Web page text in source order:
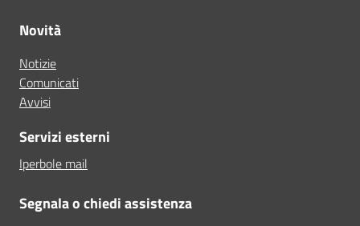
Novità
Notizie
Comunicati
Avvisi
Servizi esterni
Iperbole mail
Segnala o chiedi assistenza